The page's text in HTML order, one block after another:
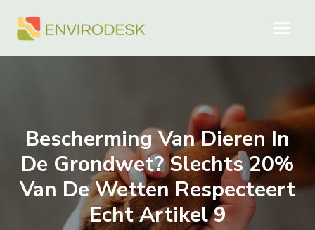
naar
Bescherming Van Dieren In
De Grondwet? Slechts 20%
Van De Wetten Respecteert
Echt Artikel 9